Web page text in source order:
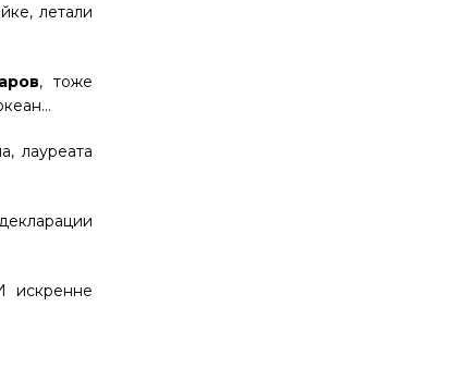
летали
, тоже
лауреата
искренне